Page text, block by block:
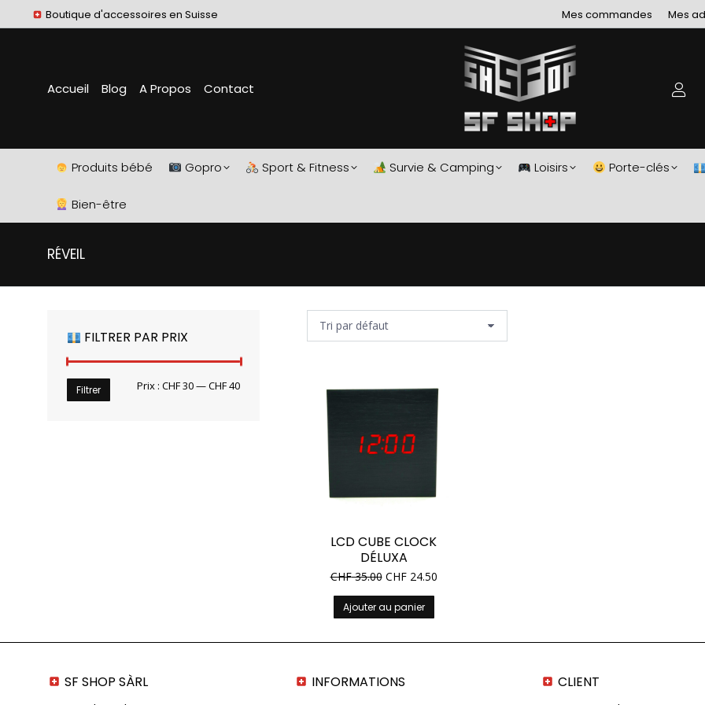
Boutique d'accessoires en Suisse Mes commandes Mes
Accueil Blog A Propos Contact
Produits bébé Gopro Sport & Fitness Survie & Camping Loisirs Porte-clés
Bien-être
RÉVEIL
LCD CUBE CLOCK
DÉLUXA
CHF35.00 CHF24.50
Ajouter au panier
FILTRER PAR PRIX
Prix
Prix
Filtrer Prix : CHF 30—CHF 40
SF SHOP SÀRL INFORMATIONS CLIENT